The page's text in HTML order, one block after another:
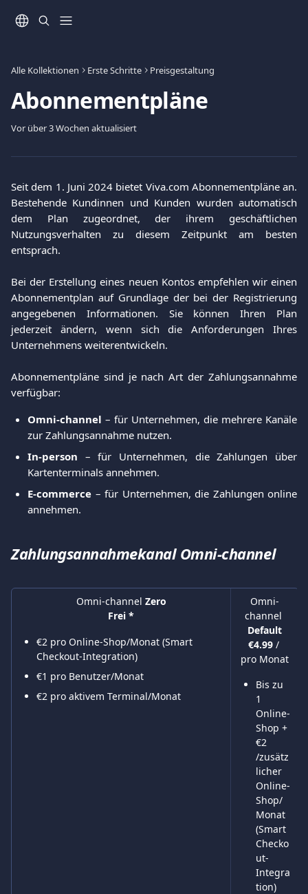
Alle Kollektionen Erste Schritte Preisgestaltung
Abonnementpläne
Vor über 3 Wochen aktualisiert
Seit dem 1. Juni 2024 bietet Viva.com Abonnementpläne an.
Bestehende Kundinnen und Kunden wurden automatisch
dem Plan zugeordnet, der ihrem geschäftlichen
Nutzungsverhalten zu diesem Zeitpunkt am besten
entsprach.
Bei der Erstellung eines neuen Kontos empfehlen wir einen
Abonnementplan auf Grundlage der bei der Registrierung
angegebenen Informationen. Sie können Ihren Plan
jederzeit ändern, wenn sich die Anforderungen Ihres
Unternehmens weiterentwickeln.
Abonnementpläne sind je nach Art der Zahlungsannahme
verfügbar:
Omni-channel – für Unternehmen, die mehrere Kanäle
zur Zahlungsannahme nutzen.
In-person – für Unternehmen, die Zahlungen über
Kartenterminals annehmen.
E-commerce – für Unternehmen, die Zahlungen online
annehmen.
Zahlungsannahmekanal Omni-channel
Omni-channel Zero
Frei *
€2 pro Online-Shop/Monat (Smart
Checkout-Integration)
€1 pro Benutzer/Monat
€2 pro aktivem Terminal/Monat
Omni-
channel
Default
€4.99 /
pro Monat
Bis zu
1
Online-
Shop +
€2
/zusätz
licher
Online-
Shop/
Monat
(Smart
Checko
ut-
Integra
tion)